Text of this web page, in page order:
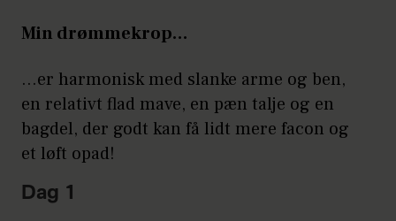
Min drømmekrop…
…er harmonisk med slanke arme og ben,
en relativt flad mave, en pæn talje og en
bagdel, der godt kan få lidt mere facon og
et løft opad!
Dag 1